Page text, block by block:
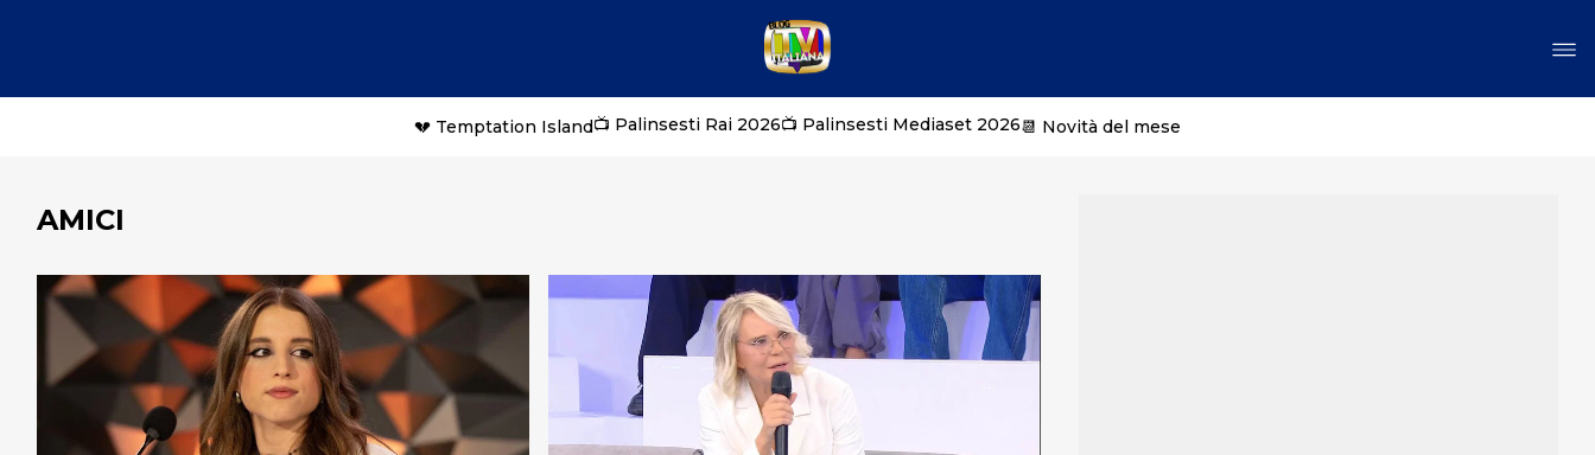
💔 Temptation Island📺 Palinsesti Rai 2026📺 Palinsesti Mediaset 2026📆 Novità del mese
AMICI